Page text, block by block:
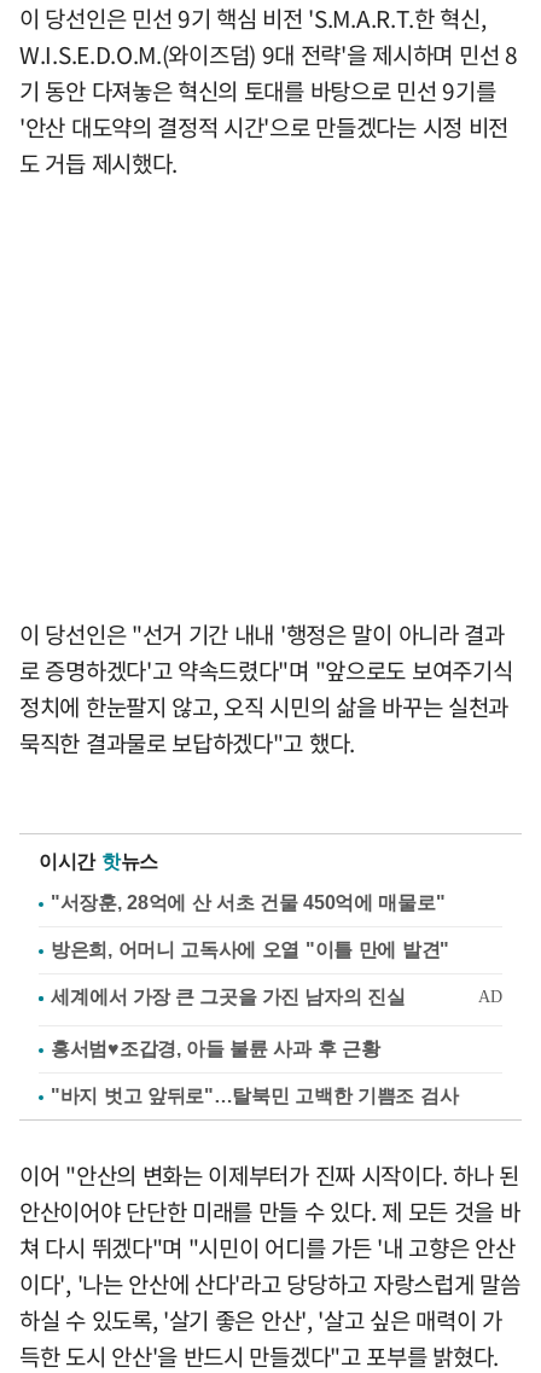
이 당선인은 민선 9기 핵심 비전 'S.M.A.R.T.한 혁신,
W.I.S.E.D.O.M.(와이즈덤) 9대 전략'을 제시하며 민선 8
기 동안 다져놓은 혁신의 토대를 바탕으로 민선 9기를
'안산 대도약의 결정적 시간'으로 만들겠다는 시정 비전
도 거듭 제시했다.
이 당선인은 "선거 기간 내내 '행정은 말이 아니라 결과
로 증명하겠다'고 약속드렸다"며 "앞으로도 보여주기식
정치에 한눈팔지 않고, 오직 시민의 삶을 바꾸는 실천과
묵직한 결과물로 보답하겠다"고 했다.
이시간 핫뉴스
"서장훈, 28억에 산 서초 건물 450억에 매물로"
방은희, 어머니 고독사에 오열 "이틀 만에 발견"
홍서범♥조갑경, 아들 불륜 사과 후 근황
"바지 벗고 앞뒤로"…탈북민 고백한 기쁨조 검사
이어 "안산의 변화는 이제부터가 진짜 시작이다. 하나 된
안산이어야 단단한 미래를 만들 수 있다. 제 모든 것을 바
쳐 다시 뛰겠다"며 "시민이 어디를 가든 '내 고향은 안산
이다', '나는 안산에 산다'라고 당당하고 자랑스럽게 말씀
하실 수 있도록, '살기 좋은 안산', '살고 싶은 매력이 가
득한 도시 안산'을 반드시 만들겠다"고 포부를 밝혔다.